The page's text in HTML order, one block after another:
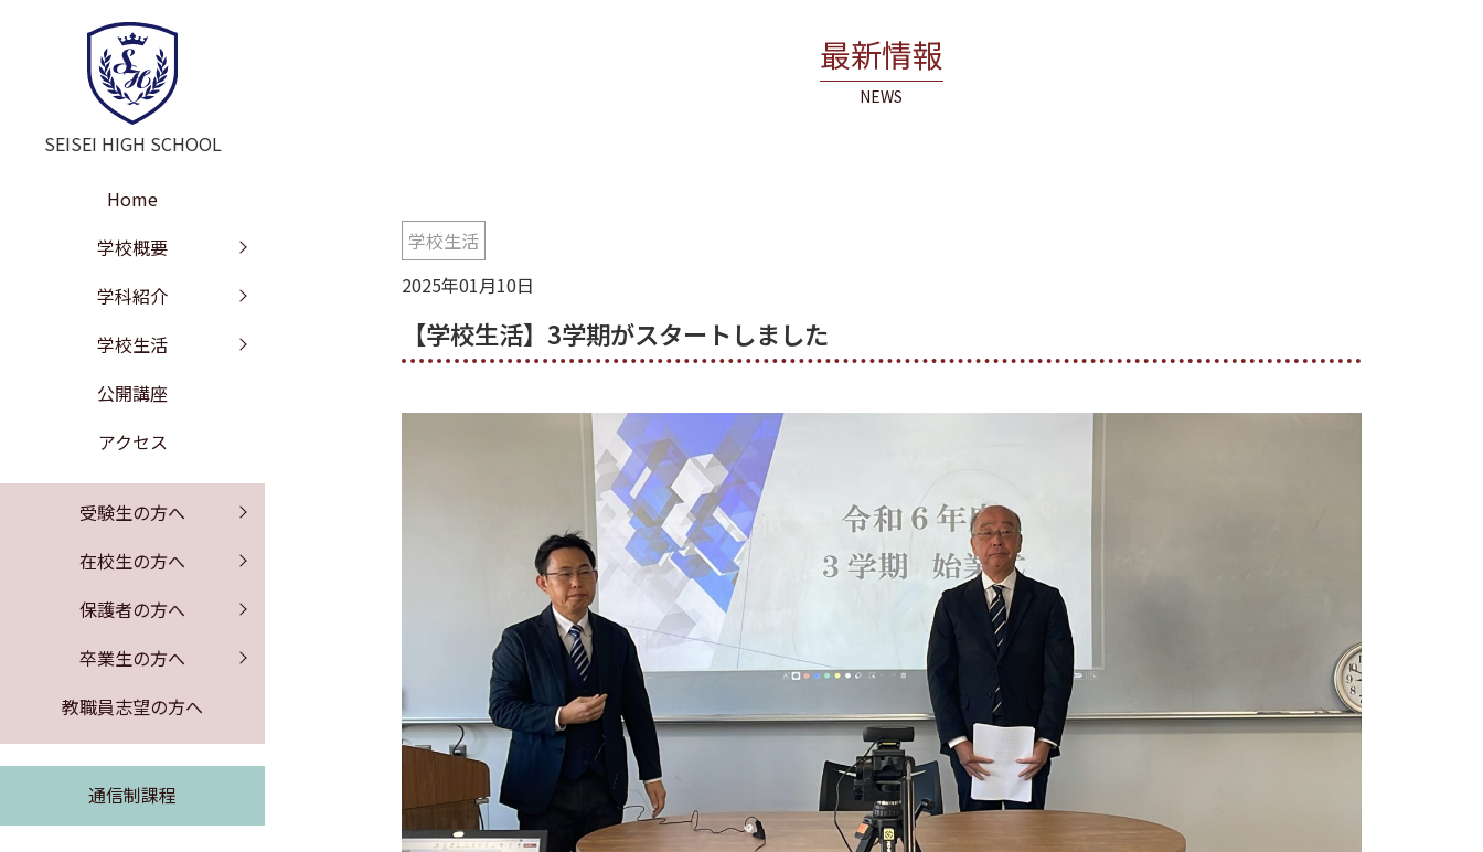
最新情報
NEWS
学校生活
2025年01月10日
【学校生活】3学期がスタートしました
SEISEI HIGH SCHOOL
Home
学校概要
学校長挨拶
教訓・教育目標
学校沿革
学科紹介
教育の特色
文理探究科
工学探究科
学校生活
年間行事
部活動
進路情報
公開講座
アクセス
受験生の方へ
在校生の方へ
証明書の発行
保護者の方へ
卒業生の方へ
教職員志望の方へ
通信制課程